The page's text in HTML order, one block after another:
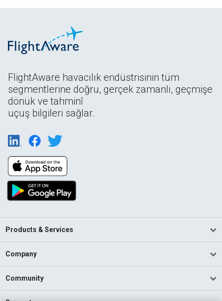
FlightAware havacılık endüstrisinin tüm
segmentlerine doğru, gerçek zamanlı, geçmişe
dönük ve tahminî
uçuş bilgileri sağlar.
Products & Services
Company
Community